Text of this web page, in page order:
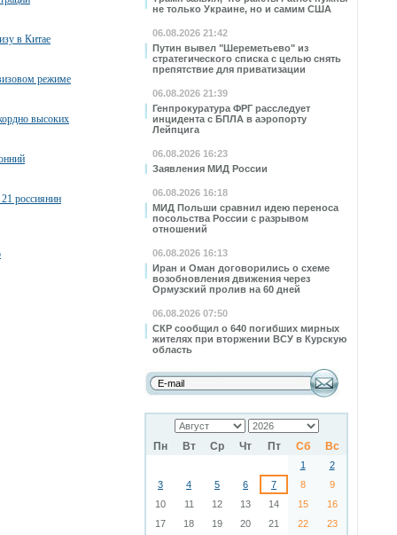
не только Украине, но и самим США
06.08.2026 21:42
Путин вывел "Шереметьево" из
стратегического списка с целью снять
препятствие для приватизации
06.08.2026 21:39
Генпрокуратура ФРГ расследует
инцидента с БПЛА в аэропорту
Лейпцига
06.08.2026 16:23
Заявления МИД России
06.08.2026 16:18
МИД Польши сравнил идею переноса
посольства России с разрывом
отношений
06.08.2026 16:13
Иран и Оман договорились о схеме
возобновления движения через
Ормузский пролив на 60 дней
06.08.2026 07:50
СКР сообщил о 640 погибших мирных
жителях при вторжении ВСУ в Курскую
область
Пн Вт Ср Чт Пт Сб Вс
1
2
3
4 5 6 7 8
9
10
11 12 13 14 15
16
17
18 19 20 21 22
23
в Китае
режиме
высоких
россиянин